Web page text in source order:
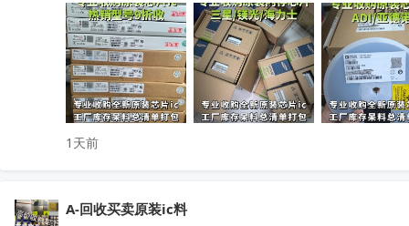
只需提供型号、数量、实物照片，免费快速精准估价
无中间商层层压价，出价高于同行，一站式清库存省心省力
有闲置电子库存欢迎随时联系洽谈！
收起
1天前
A-回收买卖原装ic料